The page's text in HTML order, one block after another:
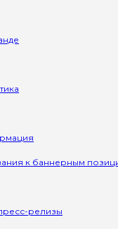
к баннерным
релизы